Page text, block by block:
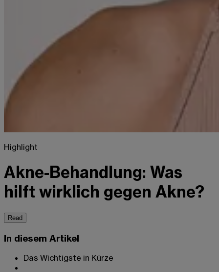
Highlight
Akne-Behandlung: Was
hilft wirklich gegen Akne?
Read
In diesem Artikel
Das Wichtigste in Kürze